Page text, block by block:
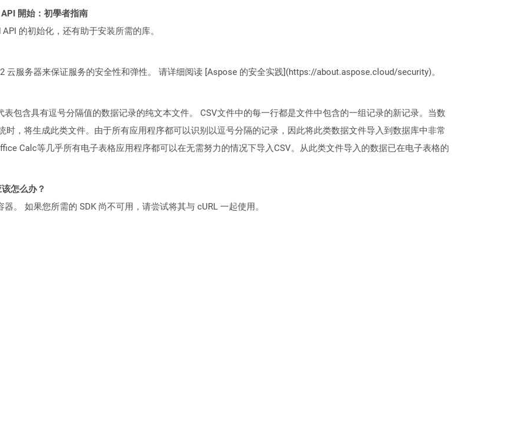
開始：初學者指南
的初始化，还有助于安装所需的库。
云服务器来保证服务的安全性和弹性。 请详细阅读 [Aspose 的安全实践](https://about.aspose.cloud/security)。
包含具有逗号分隔值的数据记录的纯文本文件。 CSV文件中的每一行都是文件中包含的一组记录的新记录。当数
时，将生成此类文件。由于所有应用程序都可以识别以逗号分隔的记录，因此将此类数据文件导入到数据库中非常
Calc等几乎所有电子表格应用程序都可以在无需努力的情况下导入CSV。从此类文件导入的数据已在电子表格的
怎么办？
。 如果您所需的 SDK 尚不可用，请尝试将其与 cURL 一起使用。